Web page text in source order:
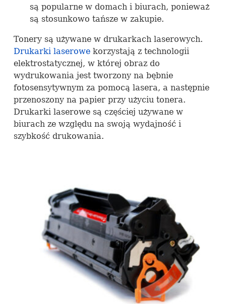
są popularne w domach i biurach, ponieważ
są stosunkowo tańsze w zakupie.
Tonery są używane w drukarkach laserowych.
Drukarki laserowekorzystają z technologii
elektrostatycznej, w której obraz do
wydrukowania jest tworzony na bębnie
fotosensytywnym za pomocą lasera, a następnie
przenoszony na papier przy użyciu tonera.
Drukarki laserowe są częściej używane w
biurach ze względu na swoją wydajność i
szybkość drukowania.